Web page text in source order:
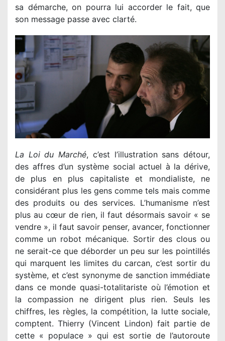
sa démarche, on pourra lui accorder le fait, que
son message passe avec clarté.
La Loi du Marché, c’est l’illustration sans détour,
des affres d’un système social actuel à la dérive,
de plus en plus capitaliste et mondialiste, ne
considérant plus les gens comme tels mais comme
des produits ou des services. L’humanisme n’est
plus au cœur de rien, il faut désormais savoir « se
vendre », il faut savoir penser, avancer, fonctionner
comme un robot mécanique. Sortir des clous ou
ne serait-ce que déborder un peu sur les pointillés
qui marquent les limites du carcan, c’est sortir du
système, et c’est synonyme de sanction immédiate
dans ce monde quasi-totalitariste où l’émotion et
la compassion ne dirigent plus rien. Seuls les
chiffres, les règles, la compétition, la lutte sociale,
comptent. Thierry (Vincent Lindon) fait partie de
cette « populace » qui est sortie de l’autoroute